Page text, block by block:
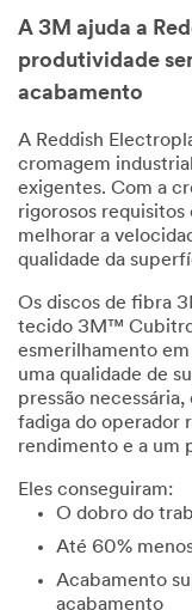
A 3M ajuda a
produtividade
acabamento
A Reddish
cromagem
exigentes. Com a
rigorosos requisitos
melhorar a
qualidade da
Os discos de fibra
tecido 3M™
esmerilhamento
uma qualidade de
pressão
fadiga do operador
rendimento e a um
Eles conseguiram:
O dobro do
Até 60%
Acabamento
acabamento